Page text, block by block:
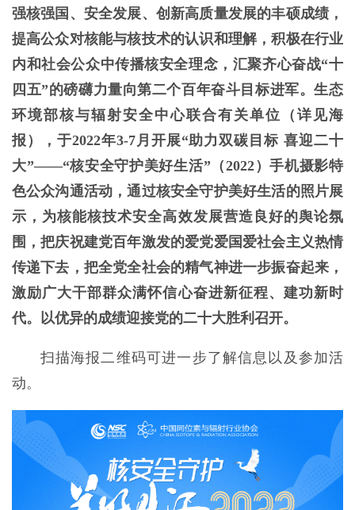
强核强国、安全发展、创新高质量发展的丰硕成绩，
提高公众对核能与核技术的认识和理解，积极在行业
内和社会公众中传播核安全理念，汇聚齐心奋战“十
四五”的磅礴力量向第二个百年奋斗目标进军。生态
环境部核与辐射安全中心联合有关单位（详见海
报），于2022年3-7月开展“助力双碳目标 喜迎二十
大”——“核安全守护美好生活”（2022）手机摄影特
色公众沟通活动，通过核安全守护美好生活的照片展
示，为核能核技术安全高效发展营造良好的舆论氛
围，把庆祝建党百年激发的爱党爱国爱社会主义热情
传递下去，把全党全社会的精气神进一步振奋起来，
激励广大干部群众满怀信心奋进新征程、建功新时
代。以优异的成绩迎接党的二十大胜利召开。
扫描海报二维码可进一步了解信息以及参加活
动。